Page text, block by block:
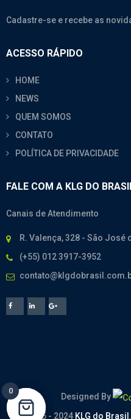
Cadastre-se e recebe as
ACESSO RÁPIDO
HOME
NEWS
QUEM SOMOS
CONTATO
POLÍTICA DE PRIVACIDADE
FALE COM A KLG DO
Canais de Atendimento
R. Valença, 328 - São José
(+55) 012 3917-3952
Designed By
© 2005 - 2024 KLG do Brasil
0
0